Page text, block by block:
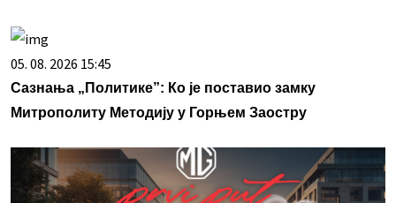
05. 08. 2026 15:45
Сазнања „Политике”: Ко је поставио замку
Митрополиту Методију у Горњем Заостру